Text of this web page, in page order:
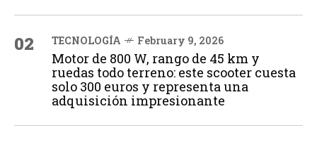
02 TECNOLOGÍA February 9, 2026
Motor de 800 W, rango de 45 km y
ruedas todo terreno: este scooter cuesta
solo 300 euros y representa una
adquisición impresionante